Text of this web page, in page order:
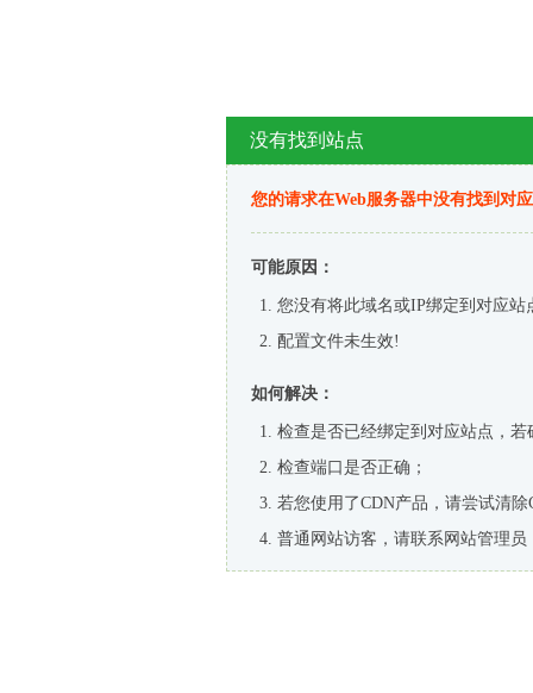
没有找到站点
您的请求在Web服务器中没有找到对
可能原因：
您没有将此域名或IP绑定到对应站
配置文件未生效!
如何解决：
检查是否已经绑定到对应站点，
检查端口是否正确；
若您使用了CDN产品，请尝试清除
普通网站访客，请联系网站管理员